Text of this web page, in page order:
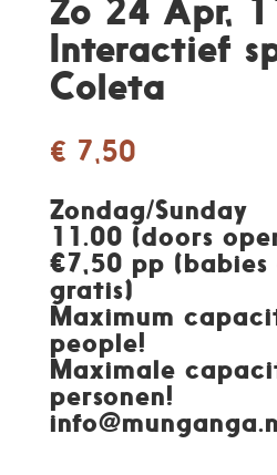
Zo 24 Apr,
Interactief
Coleta
€ 7,50
Zondag/Sunday
11.00 (doors
€7,50 pp
gratis)
Maximum
people!
Maximale
personen!